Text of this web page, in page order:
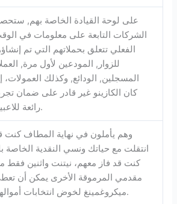
على لوحة القيادة الخاصة بهم,
الشركات التابعة على معلومات في
الفعلي تتعلق بحملاتهم التي تم
للزوار, المودعين لأول مرة,
المسجلين, الودائع, وكذلك العمولات،
كان الكازينو غير قادر على ضمان
رائعة للاعبين.
وهم يأملون في نهاية المطاف كنت
انتقلت مع حياتك ونسي النقدية الخاصة
كنت قد فاز معهم، نيتنت واثنين فقط
مقدمي المرموقة الأخرى يمكن أن
ميكروغمينغ لخوض انتخابات أموالهم.